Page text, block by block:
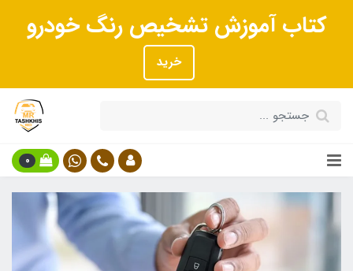
کتاب آموزش تشخیص رنگ خودرو
خرید
0